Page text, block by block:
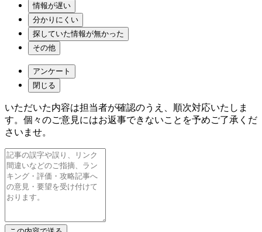
情報が遅い
分かりにくい
探していた情報が無かった
その他
アンケート
閉じる
いただいた内容は担当者が確認のうえ、順次対応いたしま
す。個々のご意見にはお返事できないことを予めご了承くだ
さいませ。